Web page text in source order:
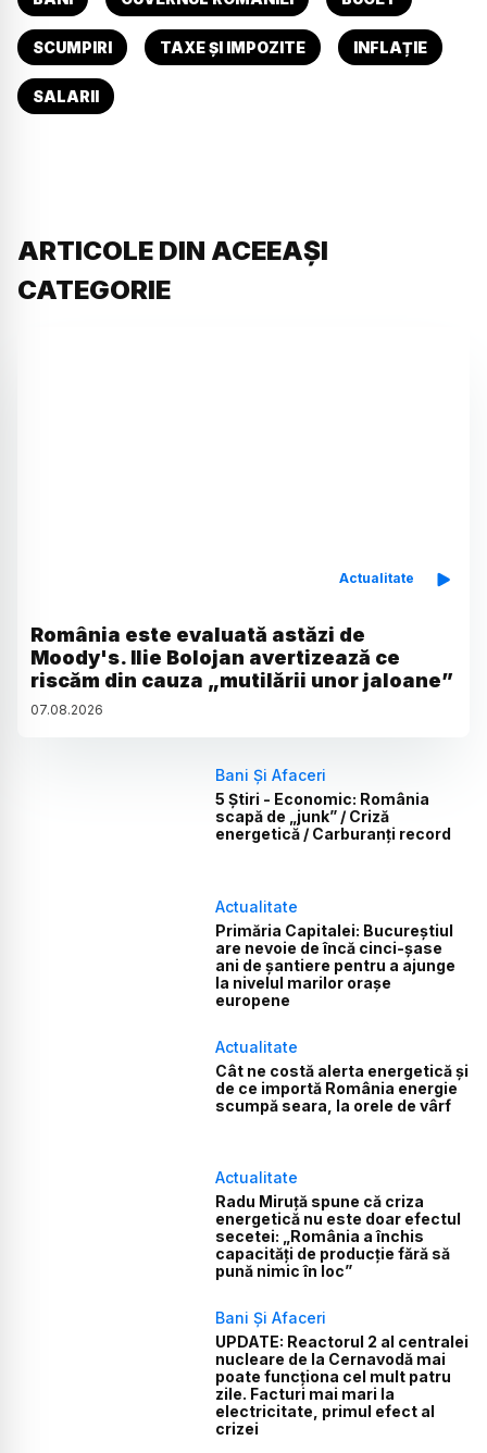
SCUMPIRI TAXE ȘI IMPOZITE INFLAȚIE
SALARII
ARTICOLE DIN ACEEAȘI
CATEGORIE
Actualitate
România este evaluată astăzi de
Moody's. Ilie Bolojan avertizează ce
riscăm din cauza „mutilării unor jaloane”
07.08.2026
Bani Și Afaceri
5 Știri - Economic: România
scapă de „junk” / Criză
energetică / Carburanți record
Actualitate
Primăria Capitalei: Bucureștiul
are nevoie de încă cinci-șase
ani de șantiere pentru a ajunge
la nivelul marilor orașe
europene
Actualitate
Cât ne costă alerta energetică și
de ce importă România energie
scumpă seara, la orele de vârf
Actualitate
Radu Miruță spune că criza
energetică nu este doar efectul
secetei: „România a închis
capacități de producție fără să
pună nimic în loc”
Bani Și Afaceri
UPDATE: Reactorul 2 al centralei
nucleare de la Cernavodă mai
poate funcționa cel mult patru
zile. Facturi mai mari la
electricitate, primul efect al
crizei